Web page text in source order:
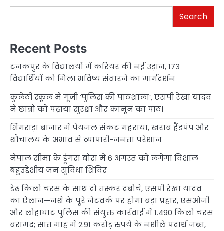
Search
Recent Posts
टनकपुर के विद्यालयों में करियर की नई उड़ान, 173
विद्यार्थियों को मिला भविष्य संवारने का मार्गदर्शन
कुलेठी स्कूल में गूंजी ‘पुलिस की पाठशाला’, एसपी रेखा यादव
ने छात्रों को पढ़ाया सुरक्षा और कानून का पाठ।
भिंगराड़ा बाजार में पेयजल संकट गहराया, खराब हैंडपंप और
शौचालय के अभाव से व्यापारी-जनता परेशान
नेपाल सीमा के डूंगरा बोरा में 6 अगस्त को लगेगा विशाल
बहुउद्देशीय जन सुविधा शिविर
डेढ़ किलो चरस के साथ दो तस्कर दबोचे, एसपी रेखा यादव
का ऐलान—नशे के पूरे नेटवर्क पर होगा बड़ा प्रहार, एसओजी
और लोहाघाट पुलिस की संयुक्त कार्रवाई में 1.490 किलो चरस
बरामद; सात माह में 2.91 करोड़ रुपये के नशीले पदार्थ जब्त,